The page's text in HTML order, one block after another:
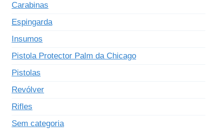
Carabinas
Espingarda
Insumos
Pistola Protector Palm da Chicago
Pistolas
Revólver
Rifles
Sem categoria